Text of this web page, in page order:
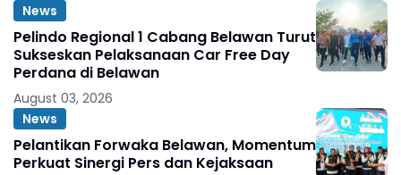
News
Pelindo Regional 1 Cabang Belawan Turut
Sukseskan Pelaksanaan Car Free Day
Perdana di Belawan
August 03, 2026
News
Pelantikan Forwaka Belawan, Momentum
Perkuat Sinergi Pers dan Kejaksaan